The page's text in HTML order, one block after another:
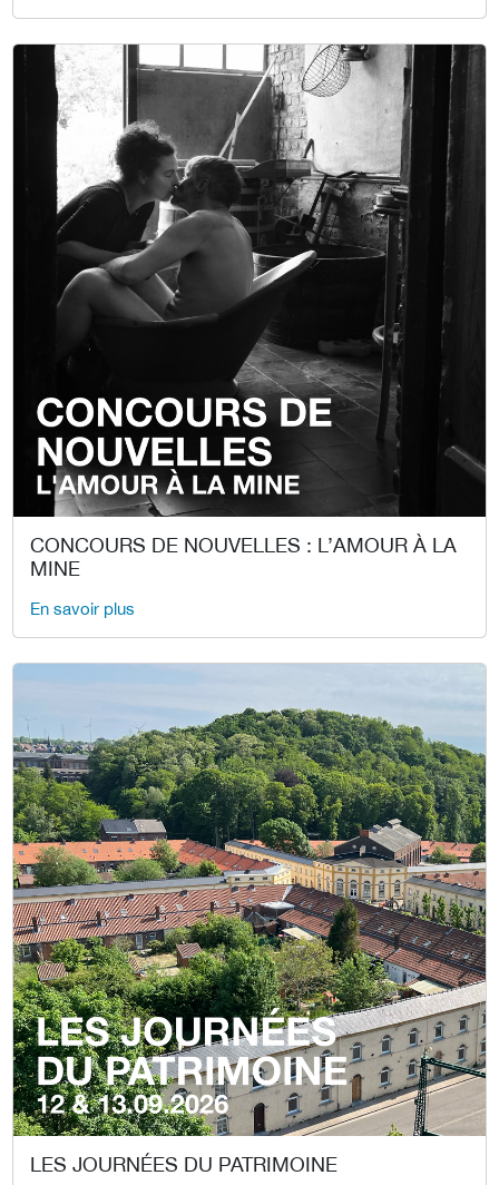
CONCOURS DE NOUVELLES : L’AMOUR À LA
MINE
En savoir plus
LES JOURNÉES DU PATRIMOINE